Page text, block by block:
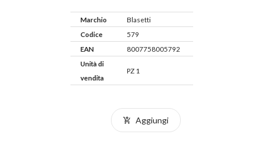
Marchio
Blasetti
Codice
579
EAN
8007758005792
Unità di
vendita
PZ 1
Aggiungi